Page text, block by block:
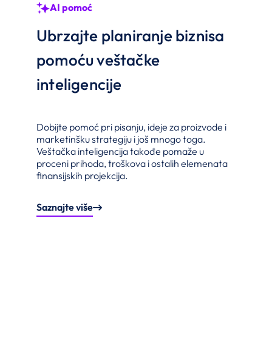
AI pomoć
Ubrzajte planiranje biznisa
pomoću veštačke
inteligencije
Dobijte pomoć pri pisanju, ideje za proizvode i
marketinšku strategiju i još mnogo toga.
Veštačka inteligencija takođe pomaže u
proceni prihoda, troškova i ostalih elemenata
finansijskih projekcija.
Saznajte više